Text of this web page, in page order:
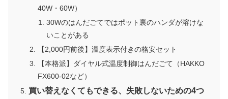
40W・60W）
30Wのはんだごてではポット裏のハンダが溶けな
いことがある
【2,000円前後】温度表示付きの格安セット
【本格派】ダイヤル式温度制御はんだごて（HAKKO
FX600-02など）
買い替えなくてもできる、失敗しないための4つ